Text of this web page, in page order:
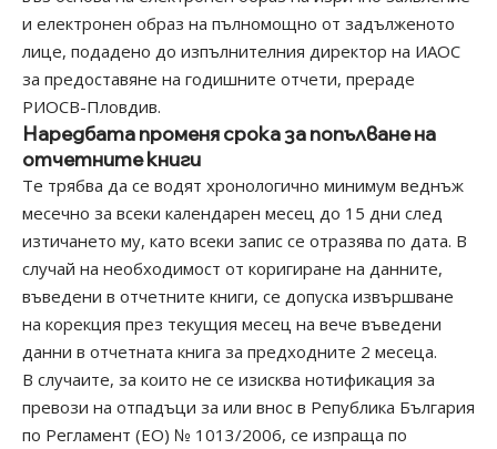
и електронен образ на пълномощно от задълженото
лице, подадено до изпълнителния директор на ИАОС
за предоставяне на годишните отчети, прераде
РИОСВ-Пловдив.
Наредбата променя срока за попълване на
отчетните книги
Те трябва да се водят хронологично минимум веднъж
месечно за всеки календарен месец до 15 дни след
изтичането му, като всеки запис се отразява по дата. В
случай на необходимост от коригиране на данните,
въведени в отчетните книги, се допуска извършване
на корекция през текущия месец на вече въведени
данни в отчетната книга за предходните 2 месеца.
В случаите, за които не се изисква нотификация за
превози на отпадъци за или внос в Република България
по Регламент (ЕО) № 1013/2006, се изпраща по